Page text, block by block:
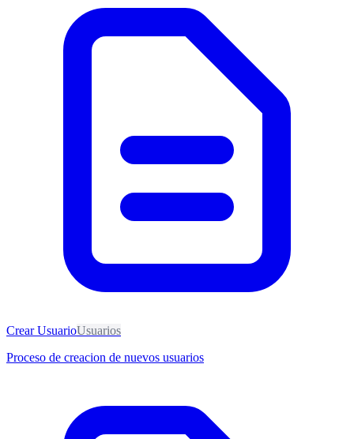
Crear UsuarioUsuarios
Proceso de creacion de nuevos usuarios